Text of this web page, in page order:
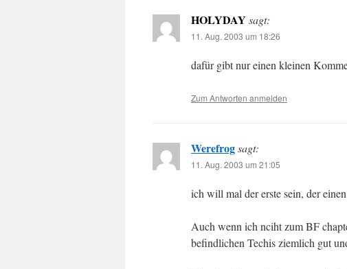
HOLYDAY sagt:
11. Aug. 2003 um 18:26
dafür gibt nur einen kleinen
Zum Antworten anmelden
Werefrogsagt:
11. Aug. 2003 um 21:05
ich will mal der erste sein, der
Auch wenn ich nciht zum BF
befindlichen Techis ziemlich gut